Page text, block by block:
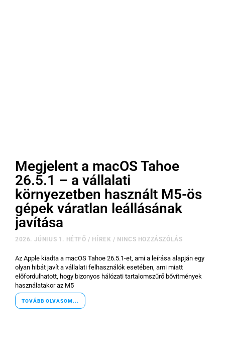
Megjelent a macOS Tahoe
26.5.1 – a vállalati
környezetben használt M5-ös
gépek váratlan leállásának
javítása
2026. JÚNIUS 1. HÉTFŐ / HÍREK / NINCS HOZZÁSZÓLÁS
Az Apple kiadta a macOS Tahoe 26.5.1-et, ami a leírása alapján egy
olyan hibát javít a vállalati felhasználók esetében, ami miatt
előfordulhatott, hogy bizonyos hálózati tartalomszűrő bővítmények
használatakor az M5
TOVÁBB OLVASOM...